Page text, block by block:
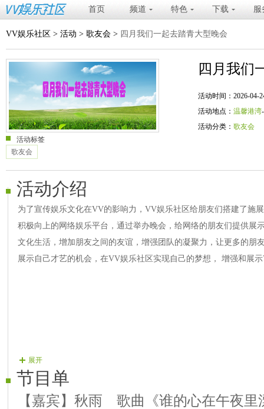
首页 频道 特色 下载 服
VV娱乐社区 > 活动 > 歌友会 > 四月我们一起去踏青大型晚会
四月我们
活动时间：2026-04-
活动地点： 温馨港湾
活动分类： 歌友会
活动标签
歌友会
活动介绍
为了宣传娱乐文化在VV的影响力，VV娱乐社区给朋友们搭建了施
积极向上的网络娱乐平台，通过举办晚会，给网络的朋友们提供展
文化生活，增加朋友之间的友谊，增强团队的凝聚力，让更多的朋
展示自己才艺的机会，在VV娱乐社区实现自己的梦想， 增强和展
展开
节目单
【嘉宾】秋雨 歌曲《谁的心在午夜里